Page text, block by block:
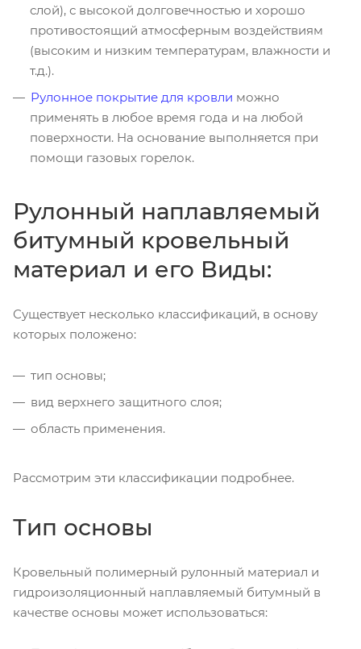
слой), с высокой долговечностью и хорошо
противостоящий атмосферным воздействиям
(высоким и низким температурам, влажности и
т.д.).
Рулонное покрытие для кровли можно
применять в любое время года и на любой
поверхности. На основание выполняется при
помощи газовых горелок.
Рулонный наплавляемый
битумный кровельный
материал и его Виды:
Существует несколько классификаций, в основу
которых положено:
тип основы;
вид верхнего защитного слоя;
область применения.
Рассмотрим эти классификации подробнее.
Тип основы
Кровельный полимерный рулонный материал и
гидроизоляционный наплавляемый битумный в
качестве основы может использоваться: